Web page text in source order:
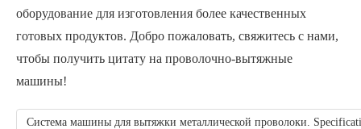
оборудование для изготовления более качественных
готовых продуктов. Добро пожаловать, свяжитесь с нами,
чтобы получить цитату на проволочно-вытяжные
машины!
Система машины для вытяжки металлической проволоки.